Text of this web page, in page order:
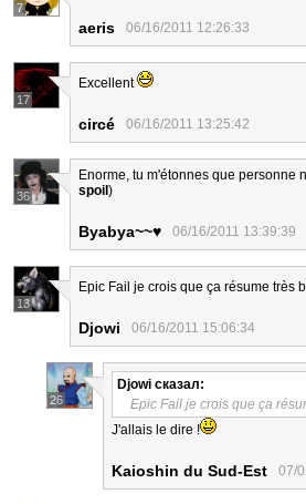
7
aeris 06/16/2011 12:26:33
17
Excellent
circé 06/16/2011 13:25:42
36
Enorme, tu m'étonnes que personne
spoil )
Byabya~~♥ 06/16/2011 13:39:39
13
Epic Fail je crois que ça résume très
Djowi 06/16/2011 15:06:34
26
Djowi сказал:
Epic Fail je crois que ça
J'allais le dire !
Kaioshin du Sud-Est 07/